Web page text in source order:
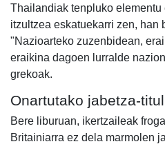
Thailandiak tenpluko elementu
itzultzea eskatuekarri zen, han
"Nazioarteko zuzenbidean,
eraikina dagoen lurralde
grekoak.
Onartutako jabetza-
Bere liburuan, ikertzaileak
Britainiarra ez dela marmolen